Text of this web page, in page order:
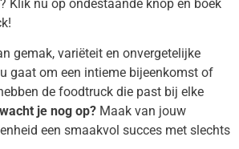
Klik nu op ondestaande knop en boek
gemak, variëteit en onvergetelijke
gaat om een intieme bijeenkomst of
de foodtruck die past bij elke
je nog op? Maak van jouw
een smaakvol succes met slechts